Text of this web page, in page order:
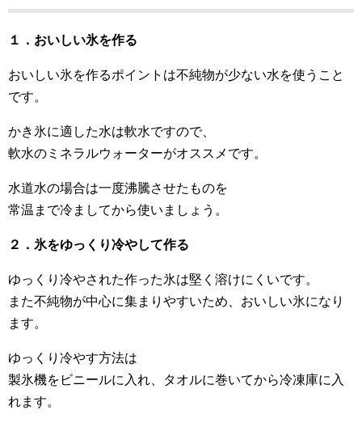
１．おいしい氷を作る
おいしい氷を作るポイントは不純物が少ない水を使うこと
です。
かき氷に適した水は軟水ですので、
軟水のミネラルウォーターがオススメです。
水道水の場合は一度沸騰させたものを
常温まで冷ましてから使いましょう。
２．氷をゆっくり冷やして作る
ゆっくり冷やされた作った氷は堅く溶けにくいです。
また不純物が中心に集まりやすいため、おいしい氷になり
ます。
ゆっくり冷やす方法は
製氷機をビニールに入れ、タオルに巻いてから冷凍庫に入
れます。